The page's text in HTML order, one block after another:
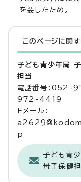
を要したため。
このページに関
子ども青少年局
担当
電話番号：052-
972-4419
Eメール：
p
子ども青
母子保健